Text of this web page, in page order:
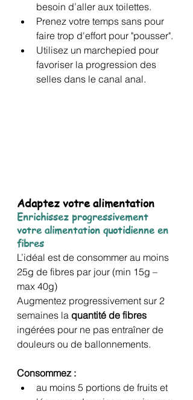
besoin d’aller aux toilettes.
Prenez votre temps sans pour
faire trop d'effort pour "pousser".
Utilisez un marchepied pour
favoriser la progression des
selles dans le canal anal.
Adaptez votre alimentation
Enrichissez progressivement
votre alimentation quotidienne en
fibres
L’idéal est de consommer au moins
25g de fibres par jour (min 15g –
max 40g)
Augmentez progressivement sur 2
semaines la quantité de fibres
ingérées pour ne pas entraîner de
douleurs ou de ballonnements.
Consommez :
au moins 5 portions de fruits et